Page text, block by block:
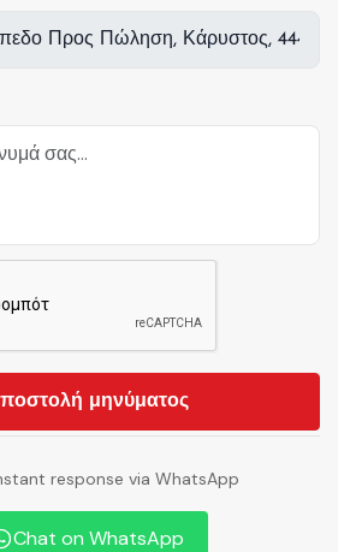
μηνύματος
response via WhatsApp
Chat on WhatsApp